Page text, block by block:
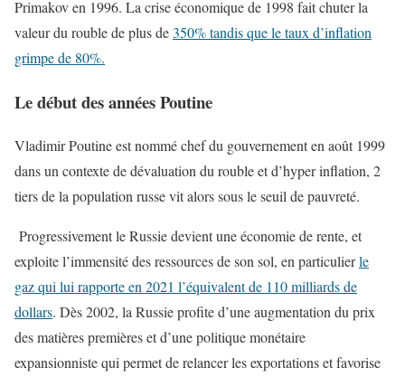
Primakov en 1996. La crise économique de 1998 fait chuter la
valeur du rouble de plus de350% tandis que le taux d’inflation
grimpe de 80%.
Le début des années Poutine
Vladimir Poutine est nommé chef du gouvernement en août 1999
dans un contexte de dévaluation du rouble et d’hyper inflation, 2
tiers de la population russe vit alors sous le seuil de pauvreté.
Progressivement le Russie devient une économie de rente, et
exploite l’immensité des ressources de son sol, en particulierle
gaz qui lui rapporte en 2021 l’équivalent de 110 milliards de
dollars. Dès 2002, la Russie profite d’une augmentation du prix
des matières premières et d’une politique monétaire
expansionniste qui permet de relancer les exportations et favorise